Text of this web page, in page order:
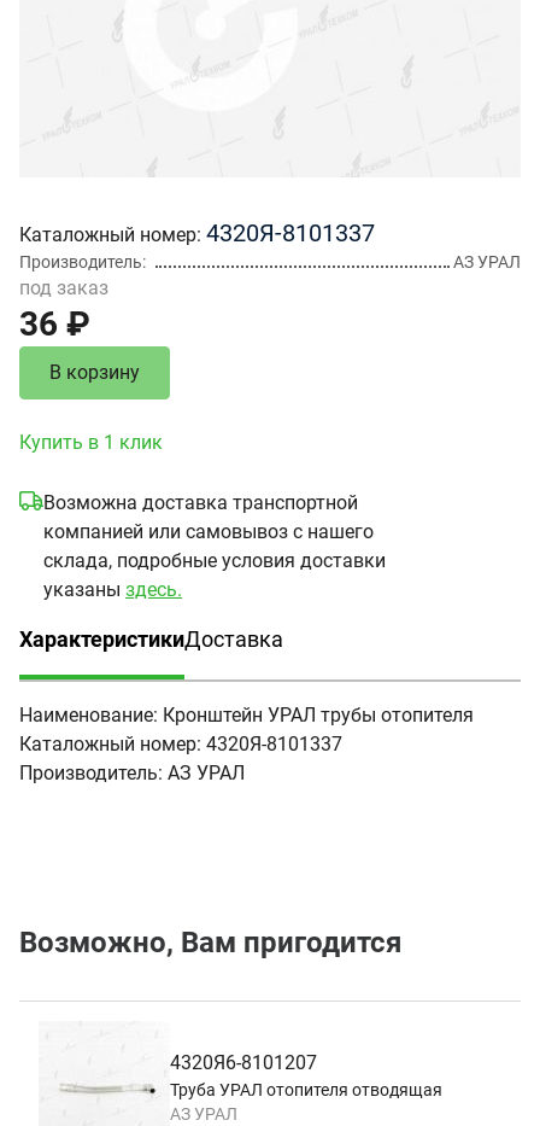
Каталожный номер 4320Я-8101337
Производитель АЗ УРАЛ
под заказ
36 ₽
В корзину
Купить в 1 клик
Возможна доставка транспортной
компанией или самовывоз с нашего
склада, подробные условия доставки
указаны здесь.
Характеристики
(активная вкладка)
Доставка
Наименование: Кронштейн УРАЛ трубы отопителя
Каталожный номер: 4320Я-8101337
Производитель: АЗ УРАЛ
Возможно, Вам пригодится
4320Я6-8101207
Труба УРАЛ отопителя отводящая
АЗ УРАЛ